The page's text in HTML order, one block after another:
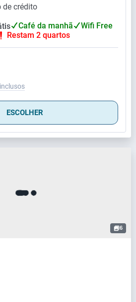
de crédito
Café da manhã
Wifi Free
Restam 2 quartos
ESCOLHER
6